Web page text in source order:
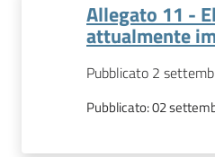
Allegato 11 -
attualmente
Pubblicato 2
Pubblicato:02